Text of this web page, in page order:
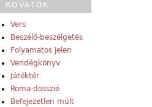
ROVATOK
Vers
Beszélő-beszélgetés
Folyamatos jelen
Vendégkönyv
Játéktér
Roma-dosszié
Befejezetlen múlt